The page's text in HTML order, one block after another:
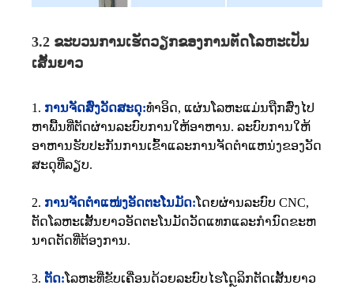
3.2 ຂະບວນການເຮັດວຽກຂອງການຕັດໂລຫະເປັນ
ເສັ້ນຍາວ
1. ການຈັດສົ່ງວັດສະດຸ:ທໍາອິດ, ແຜ່ນໂລຫະແມ່ນຖືກສົ່ງໄປ
ຫາພື້ນທີ່ຕັດຜ່ານລະບົບການໃຫ້ອາຫານ. ລະບົບການໃຫ້
ອາຫານຮັບປະກັນການເຂົ້າແລະການຈັດຕໍາແຫນ່ງຂອງວັດ
ສະດຸທີ່ລຽບ.
2. ການຈັດຕໍາແໜ່ງອັດຕະໂນມັດ:ໂດຍຜ່ານລະບົບ CNC,
ຕັດໂລຫະເສັ້ນຍາວອັດຕະໂນມັດວັດແທກແລະກໍານົດຂະຫ
ນາດຕັດທີ່ຕ້ອງການ.
3. ຕັດ:ໂລຫະທີ່ຂັບເຄື່ອນດ້ວຍລະບົບໄຮໂດຼລິກຕັດເສັ້ນຍາວ